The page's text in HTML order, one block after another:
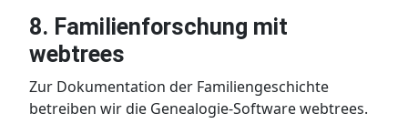
8. Familienforschung mit
webtrees
Zur Dokumentation der Familiengeschichte
betreiben wir die Genealogie-Software webtrees.